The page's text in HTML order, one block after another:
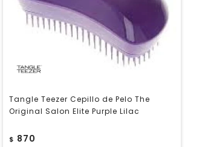
Tangle Teezer Cepillo de Pelo The
Original Salon Elite Purple Lilac
$ 870